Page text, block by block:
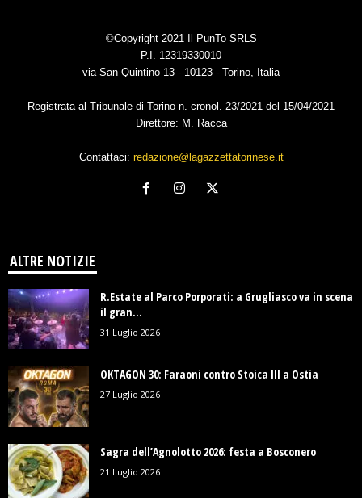
©Copyright 2021 Il PunTo SRLS
P.I. 12319330010
via San Quintino 13 - 10123 - Torino, Italia
Registrata al Tribunale di Torino n. cronol. 23/2021 del 15/04/2021
Direttore: M. Racca
Contattaci: redazione@lagazzettatorinese.it
ALTRE NOTIZIE
R.Estate al Parco Porporati: a Grugliasco va in scena
il gran...
31 Luglio 2026
OKTAGON 30: Faraoni contro Stoica III a Ostia
27 Luglio 2026
Sagra dell’Agnolotto 2026: festa a Bosconero
21 Luglio 2026